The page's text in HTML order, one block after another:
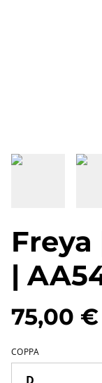
|
75,00 €
COPPA